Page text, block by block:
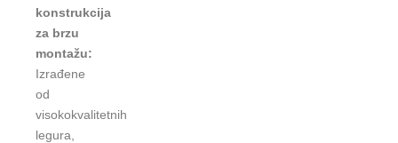
konstrukcija
za brzu
montažu:
Izrađene
od
visokokvalitetnih
legura,